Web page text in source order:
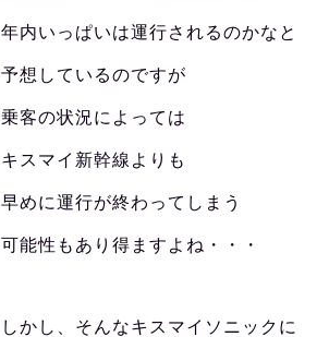
年内いっぱいは運行されるのかなと
予想しているのですが
乗客の状況によっては
キスマイ新幹線よりも
早めに運行が終わってしまう
可能性もあり得ますよね・・・
しかし、そんなキスマイソニックに